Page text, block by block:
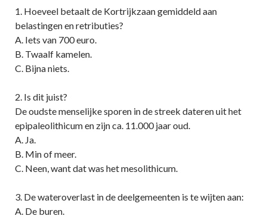
1. Hoeveel betaalt de Kortrijkzaan gemiddeld aan
belastingen en retributies?
A. Iets van 700 euro.
B. Twaalf kamelen.
C. Bijna niets.
2. Is dit juist?
De oudste menselijke sporen in de streek dateren uit het
epipaleolithicum en zijn ca. 11.000 jaar oud.
A. Ja.
B. Min of meer.
C. Neen, want dat was het mesolithicum.
3. De wateroverlast in de deelgemeenten is te wijten aan:
A. De buren.